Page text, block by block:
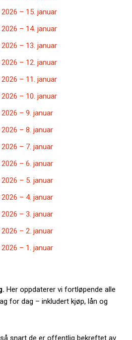
– 15. januar
– 14. januar
– 13. januar
– 12. januar
– 11. januar
– 10. januar
– 9. januar
– 8. januar
– 7. januar
– 6. januar
– 5. januar
– 4. januar
– 3. januar
– 2. januar
– 1. januar
Her oppdaterer vi fortløpende alle
for dag – inkludert kjøp, lån og
snart de er offentlig bekreftet av